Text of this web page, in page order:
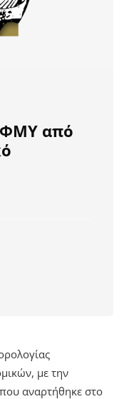
ΦΜΥ από
με την
αναρτήθηκε στο